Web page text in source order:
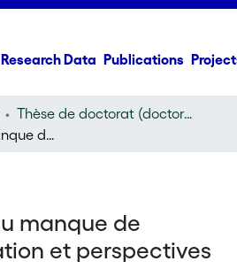
Research Data Publications
Thèse de doctorat (doctoral thesis)
L'ONU face au manque de troupes: situation et perspectives
manque de
et perspectives